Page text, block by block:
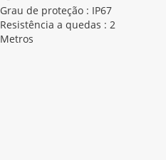
Grau de proteção : IP67
Resistência a quedas : 2
Metros